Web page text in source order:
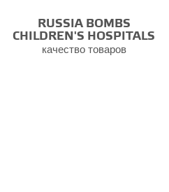
RUSSIA BOMBS
CHILDREN'S HOSPITALS
качество товаров